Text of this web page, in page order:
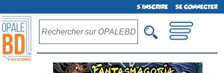
S'INSCRIRE SE CONNECTER